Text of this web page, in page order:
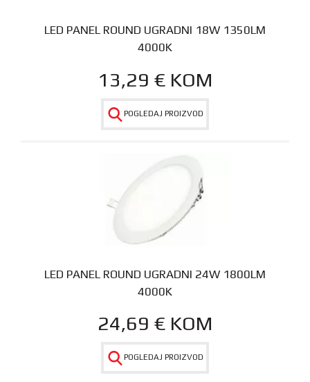
LED PANEL ROUND UGRADNI 18W 1350LM
4000K
13,29 € KOM
POGLEDAJ PROIZVOD
LED PANEL ROUND UGRADNI 24W 1800LM
4000K
24,69 € KOM
POGLEDAJ PROIZVOD